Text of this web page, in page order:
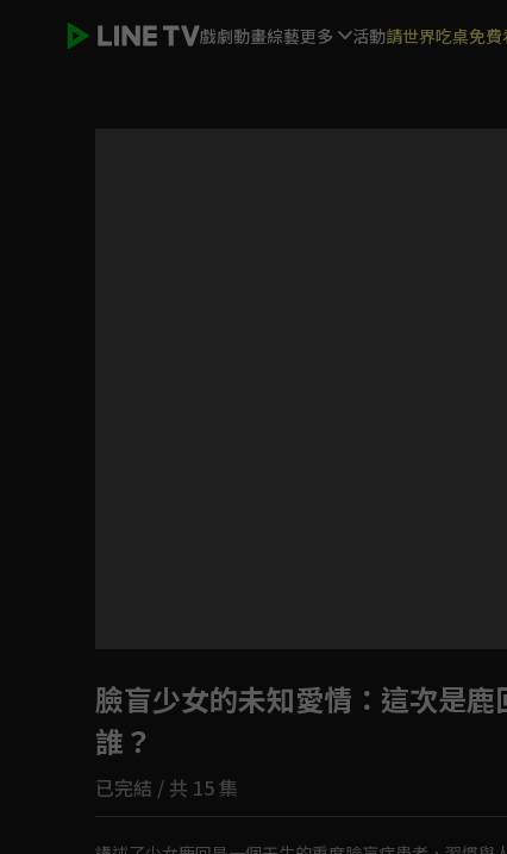
戲劇動畫綜藝更多 活動請世界吃桌免費
臉盲少女的未知愛情 ：這次是
誰？
已完結 / 共 15 集